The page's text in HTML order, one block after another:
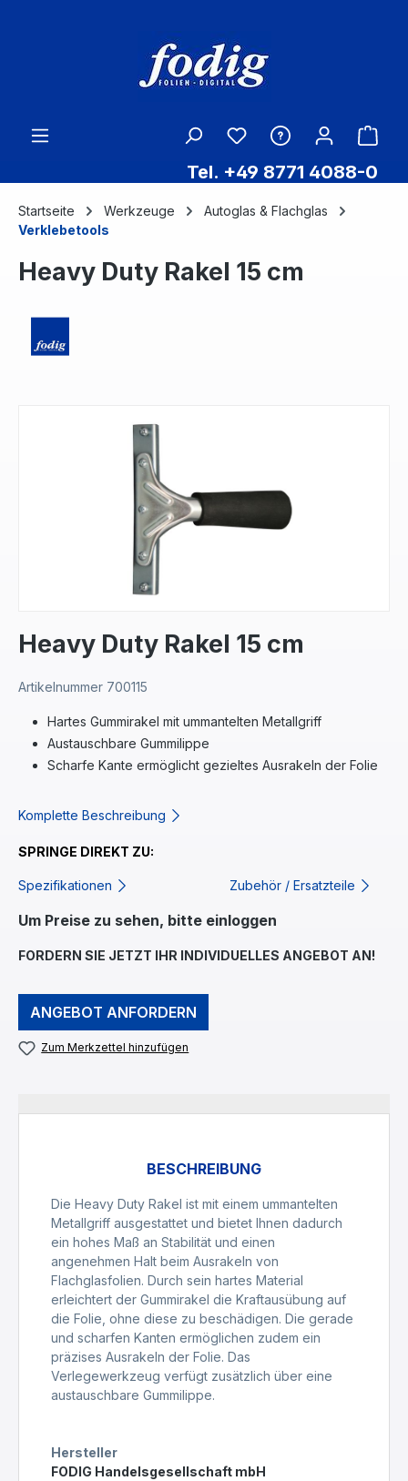
Tel. +49 8771 4088-0
Startseite Werkzeuge
Autoglas & Flachglas
Verklebetools
Heavy Duty Rakel 15 cm
Heavy Duty Rakel 15 cm
Artikelnummer 700115
Hartes Gummirakel mit ummantelten Metallgriff
Austauschbare Gummilippe
Scharfe Kante ermöglicht gezieltes Ausrakeln der Folie
Komplette Beschreibung
SPRINGE DIREKT ZU:
Spezifikationen Zubehör / Ersatzteile
Um Preise zu sehen, bitte einloggen
FORDERN SIE JETZT IHR INDIVIDUELLES ANGEBOT AN!
ANGEBOT ANFORDERN
Zum Merkzettel hinzufügen
BESCHREIBUNG
Die Heavy Duty Rakel ist mit einem ummantelten
Metallgriff ausgestattet und bietet Ihnen dadurch
ein hohes Maß an Stabilität und einen
angenehmen Halt beim Ausrakeln von
Flachglasfolien. Durch sein hartes Material
erleichtert der Gummirakel die Kraftausübung auf
die Folie, ohne diese zu beschädigen. Die gerade
und scharfen Kanten ermöglichen zudem ein
präzises Ausrakeln der Folie. Das
Verlegewerkzeug verfügt zusätzlich über eine
austauschbare Gummilippe.
Hersteller
FODIG Handelsgesellschaft mbH